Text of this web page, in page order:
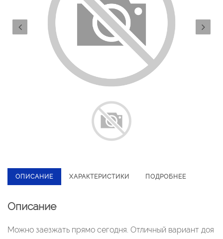
ОПИСАНИЕ ХАРАКТЕРИСТИКИ ПОДРОБНЕЕ
Описание
Можно заезжать прямо сегодня. Отличный вариант доя